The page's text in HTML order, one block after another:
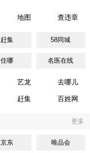
地图 查违章
赶集 58同城
住哪 名医在线
艺龙 去哪儿
赶集 百姓网
更多
京东 唯品会